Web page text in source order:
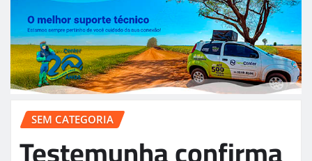
SEM CATEGORIA